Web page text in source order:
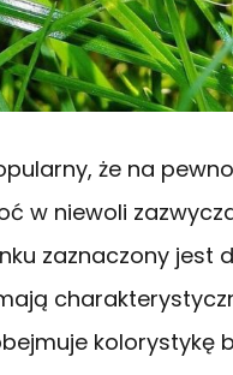
że na
w niewoli
zaznaczony jest
kolorystykę